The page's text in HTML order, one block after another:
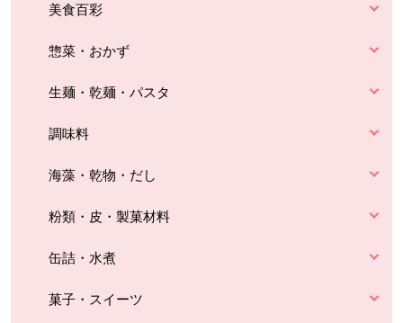
美食百彩
惣菜・おかず
生麺・乾麺・パスタ
調味料
海藻・乾物・だし
粉類・皮・製菓材料
缶詰・水煮
菓子・スイーツ